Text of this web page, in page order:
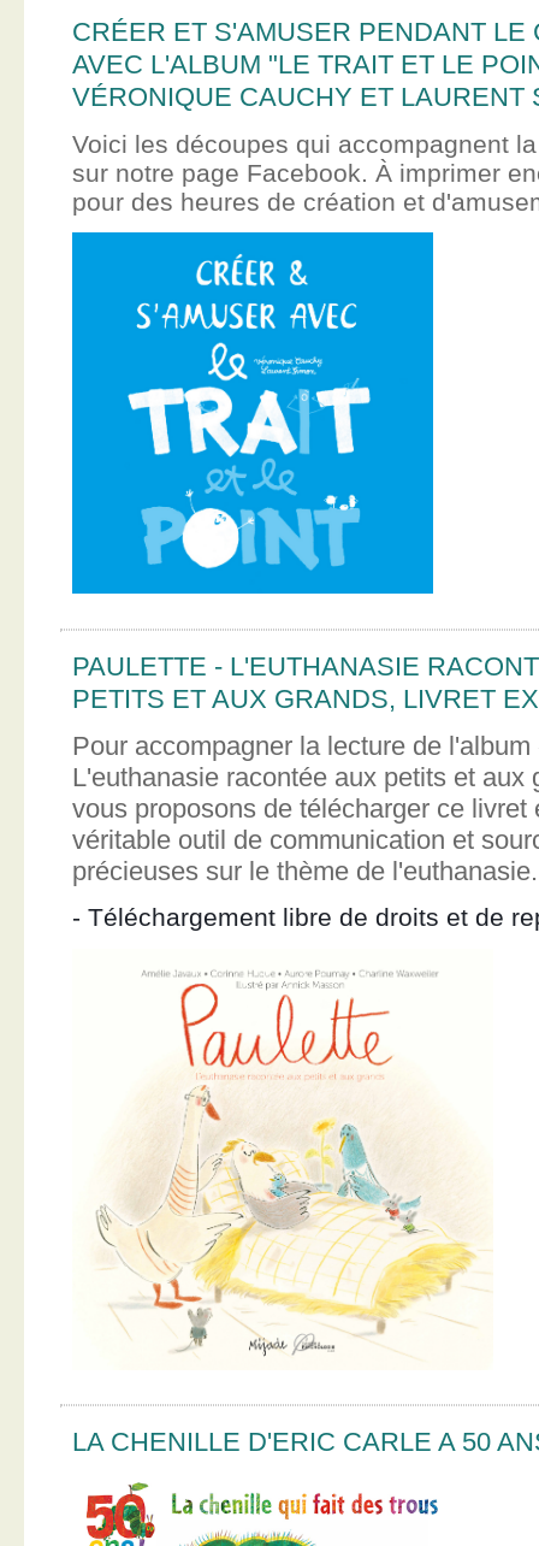
CRÉER ET S'AMUSER PENDANT LE
AVEC L'ALBUM "LE TRAIT ET LE
VÉRONIQUE CAUCHY ET LAURENT
Voici les découpes qui accompagnent
sur notre page Facebook. À imprimer
pour des heures de création et
PAULETTE - L'EUTHANASIE
PETITS ET AUX GRANDS, LIVRET
Pour accompagner la lecture de
L'euthanasie racontée aux petits et aux
vous proposons de télécharger ce livret
véritable outil de communication et
précieuses sur le thème de l'euthanasie.
- Téléchargement libre de droits et de
LA CHENILLE D'ERIC CARLE A 50